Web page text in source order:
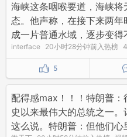
海峡这条咽喉要道，海峡将
态。他声称，在接下来两
成一片普通水域，逐步变得
interface 20小时28分钟前入热榜
5
配得感max！！！特朗普：
史以来最伟大的总统之一
这么说。特朗普：但他们心